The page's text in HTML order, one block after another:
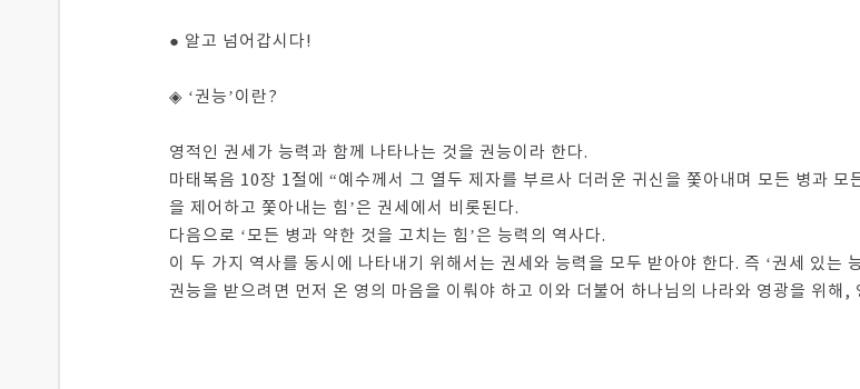
● 알고 넘어갑시다!
◈ ‘권능’이란?
영적인 권세가 능력과 함께 나타나는 것을 권능이라 한다.
마태복음 10장 1절에 “예수께서 그 열두 제자를 부르사 더러운 귀신을 쫓아내며 모든 병과
을 제어하고 쫓아내는 힘’은 권세에서 비롯된다.
다음으로 ‘모든 병과 약한 것을 고치는 힘’은 능력의 역사다.
이 두 가지 역사를 동시에 나타내기 위해서는 권세와 능력을 모두 받아야 한다. 즉 ‘권세 있는
권능을 받으려면 먼저 온 영의 마음을 이뤄야 하고 이와 더불어 하나님의 나라와 영광을 위해